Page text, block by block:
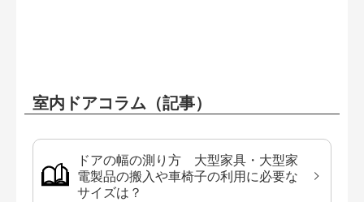
室内ドアコラム（記事）
ドアの幅の測り方 大型家具・大型家
電製品の搬入や車椅子の利用に必要な
サイズは？